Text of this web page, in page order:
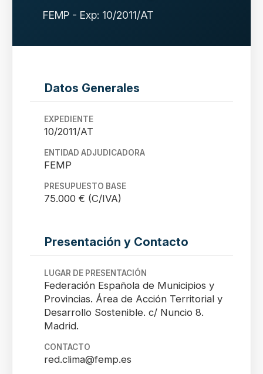
FEMP - Exp: 10/2011/AT
Datos Generales
EXPEDIENTE
10/2011/AT
ENTIDAD ADJUDICADORA
FEMP
PRESUPUESTO BASE
75.000 € (C/IVA)
Presentación y Contacto
LUGAR DE PRESENTACIÓN
Federación Española de Municipios y
Provincias. Área de Acción Territorial y
Desarrollo Sostenible. c/ Nuncio 8.
Madrid.
CONTACTO
red.clima@femp.es